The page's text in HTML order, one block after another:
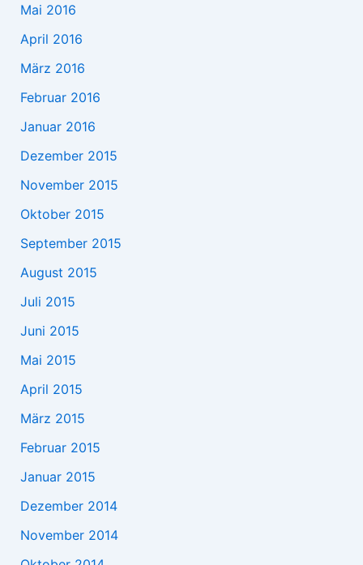
Mai 2016
April 2016
März 2016
Februar 2016
Januar 2016
Dezember 2015
November 2015
Oktober 2015
September 2015
August 2015
Juli 2015
Juni 2015
Mai 2015
April 2015
März 2015
Februar 2015
Januar 2015
Dezember 2014
November 2014